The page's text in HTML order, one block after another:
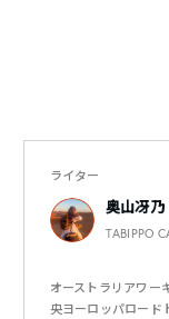
ライター
奥山冴乃
TABIPPO
オーストラリアワー
央ヨーロッパロード